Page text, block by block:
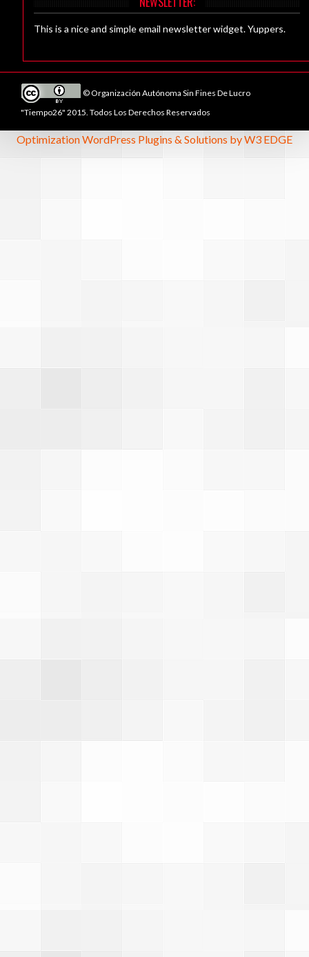
This is a nice and simple email newsletter widget. Yuppers.
© Organización Autónoma Sin Fines De Lucro
"Tiempo26" 2015. Todos Los Derechos Reservados
Optimization WordPress Plugins & Solutions by W3 EDGE